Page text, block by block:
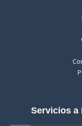
Servicios a